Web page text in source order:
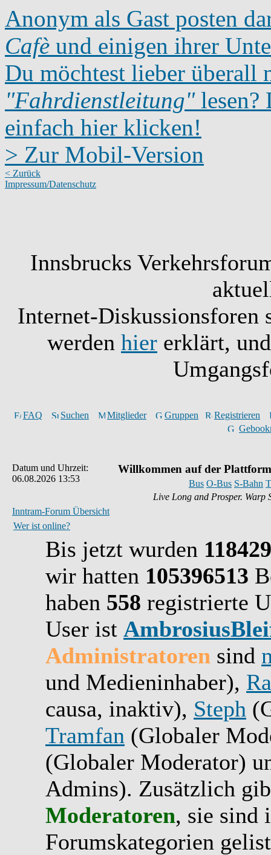
Anonym als Gast posten
Cafè und einigen ihrer
Du möchtest lieber überall
"Fahrdienstleitung"lesen?
einfach hier klicken!
> Zur Mobil-Version
< Zurück
Impressum/Datenschutz
Innsbrucks
Internet-Diskussionsforen
werden hier erklärt,
FAQ Suchen Mitglieder Gruppen
Registrieren
Datum und Uhrzeit:
06.08.2026 13:53
Inntram-Forum Übersicht
Willkommen auf der
Bus O-Bus S-Bahn
Live Long and Prosper. Warp
Wer ist online?
Bis jetzt wurden 118429
wir hatten 105396513
haben 558 registrierte
User ist
Administratoren sind
und Medieninhaber),
causa, inaktiv), Steph
Tramfan (Globaler
(Globaler Moderator)
Admins). Zusätzlich
Moderatoren, sie sind
Forumskategorien